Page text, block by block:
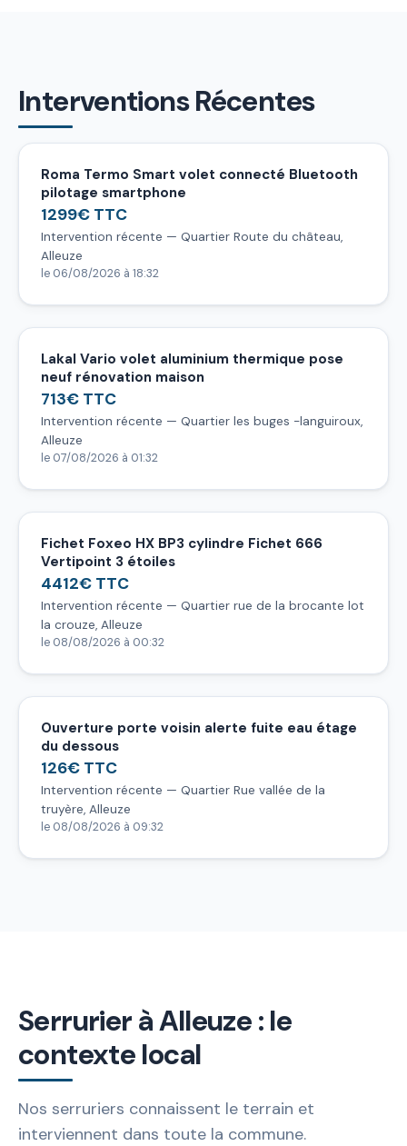
Interventions Récentes
Roma Termo Smart volet connecté Bluetooth
pilotage smartphone
1299€ TTC
Intervention récente — Quartier Route du château,
Alleuze
le 06/08/2026 à 18:32
Lakal Vario volet aluminium thermique pose
neuf rénovation maison
713€ TTC
Intervention récente — Quartier les buges -languiroux,
Alleuze
le 07/08/2026 à 01:32
Fichet Foxeo HX BP3 cylindre Fichet 666
Vertipoint 3 étoiles
4412€ TTC
Intervention récente — Quartier rue de la brocante lot
la crouze, Alleuze
le 08/08/2026 à 00:32
Ouverture porte voisin alerte fuite eau étage
du dessous
126€ TTC
Intervention récente — Quartier Rue vallée de la
truyère, Alleuze
le 08/08/2026 à 09:32
Serrurier à Alleuze : le
contexte local
Nos serruriers connaissent le terrain et
interviennent dans toute la commune.